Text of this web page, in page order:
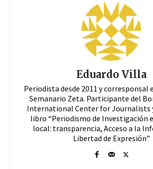
Eduardo Villa
Periodista desde 2011 y corresponsal
Semanario Zeta. Participante del
International Center for Journalists
libro “Periodismo de Investigación
local: transparencia, Acceso a la
Libertad de Expresión”